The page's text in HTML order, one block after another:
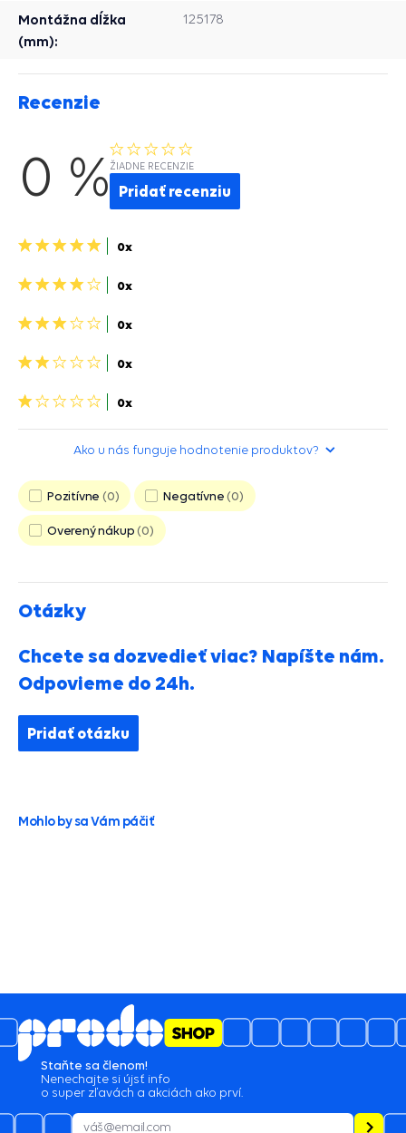
Montážna dĺžka
(mm):
125178
Recenzie
0 % ŽIADNE RECENZIE
Pridať recenziu
5
0x
4
0x
3
0x
2
0x
1
0x
Ako u nás funguje hodnotenie produktov?
Pozitívne 0 Negatívne 0
Overený nákup 0
Otázky
Chcete sa dozvedieť viac? Napíšte nám.
Odpovieme do 24h.
Pridať otázku
Mohlo by sa Vám páčiť
Staňte sa členom!
Nenechajte si újsť info
o super zľavách a akciách ako prví.